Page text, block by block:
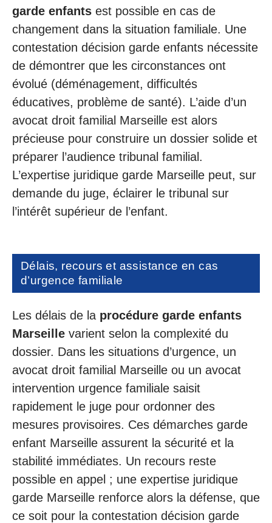
garde enfants est possible en cas de
changement dans la situation familiale. Une
contestation décision garde enfants nécessite
de démontrer que les circonstances ont
évolué (déménagement, difficultés
éducatives, problème de santé). L’aide d’un
avocat droit familial Marseille est alors
précieuse pour construire un dossier solide et
préparer l’audience tribunal familial.
L’expertise juridique garde Marseille peut, sur
demande du juge, éclairer le tribunal sur
l’intérêt supérieur de l’enfant.
Délais, recours et assistance en cas
d’urgence familiale
Les délais de la procédure garde enfants
Marseille varient selon la complexité du
dossier. Dans les situations d’urgence, un
avocat droit familial Marseille ou un avocat
intervention urgence familiale saisit
rapidement le juge pour ordonner des
mesures provisoires. Ces démarches garde
enfant Marseille assurent la sécurité et la
stabilité immédiates. Un recours reste
possible en appel ; une expertise juridique
garde Marseille renforce alors la défense, que
ce soit pour la contestation décision garde